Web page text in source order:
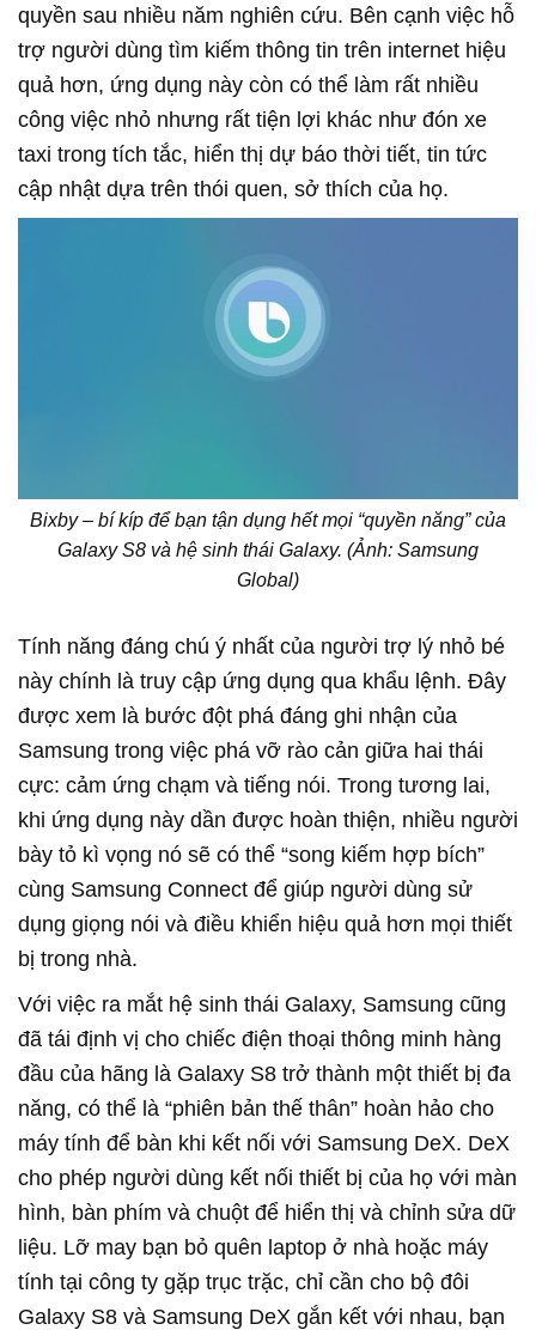
quyền sau nhiều năm nghiên cứu. Bên cạnh việc hỗ
trợ người dùng tìm kiếm thông tin trên internet hiệu
quả hơn, ứng dụng này còn có thể làm rất nhiều
công việc nhỏ nhưng rất tiện lợi khác như đón xe
taxi trong tích tắc, hiển thị dự báo thời tiết, tin tức
cập nhật dựa trên thói quen, sở thích của họ.
Bixby – bí kíp để bạn tận dụng hết mọi “quyền năng” của
Galaxy S8 và hệ sinh thái Galaxy. (Ảnh: Samsung
Global)
Tính năng đáng chú ý nhất của người trợ lý nhỏ bé
này chính là truy cập ứng dụng qua khẩu lệnh. Đây
được xem là bước đột phá đáng ghi nhận của
Samsung trong việc phá vỡ rào cản giữa hai thái
cực: cảm ứng chạm và tiếng nói. Trong tương lai,
khi ứng dụng này dần được hoàn thiện, nhiều người
bày tỏ kì vọng nó sẽ có thể “song kiếm hợp bích”
cùng Samsung Connect để giúp người dùng sử
dụng giọng nói và điều khiển hiệu quả hơn mọi thiết
bị trong nhà.
Với việc ra mắt hệ sinh thái Galaxy, Samsung cũng
đã tái định vị cho chiếc điện thoại thông minh hàng
đầu của hãng là Galaxy S8 trở thành một thiết bị đa
năng, có thể là “phiên bản thế thân” hoàn hảo cho
máy tính để bàn khi kết nối với Samsung DeX. DeX
cho phép người dùng kết nối thiết bị của họ với màn
hình, bàn phím và chuột để hiển thị và chỉnh sửa dữ
liệu. Lỡ may bạn bỏ quên laptop ở nhà hoặc máy
tính tại công ty gặp trục trặc, chỉ cần cho bộ đôi
Galaxy S8 và Samsung DeX gắn kết với nhau, bạn